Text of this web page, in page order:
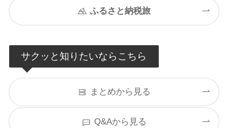
ふるさと納税旅
サクッと知りたいならこちら
まとめから見る
Q&Aから見る